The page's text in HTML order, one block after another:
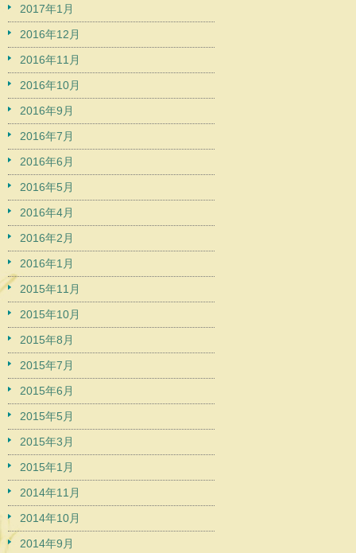
2017年1月
2016年12月
2016年11月
2016年10月
2016年9月
2016年7月
2016年6月
2016年5月
2016年4月
2016年2月
2016年1月
2015年11月
2015年10月
2015年8月
2015年7月
2015年6月
2015年5月
2015年3月
2015年1月
2014年11月
2014年10月
2014年9月